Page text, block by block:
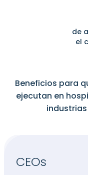
de
el
Beneficios para
ejecutan en
CEOs